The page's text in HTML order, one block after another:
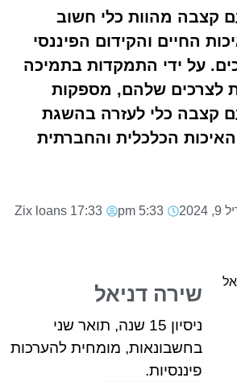
קצבה מהוות כלי חשוב
החיים והקידום הפיננסי
על ידי התמקדות בתמיכה
לצרכים שלהם, מספקות
קצבה כלי לעזרה בהשגת
הכלכלית והחברתית
5:33 pm
17:33
שירה דניאל
ניסיון 15 שנה, תואר שני
בחשבונאות, מומחית להערכות
פיננסיות.